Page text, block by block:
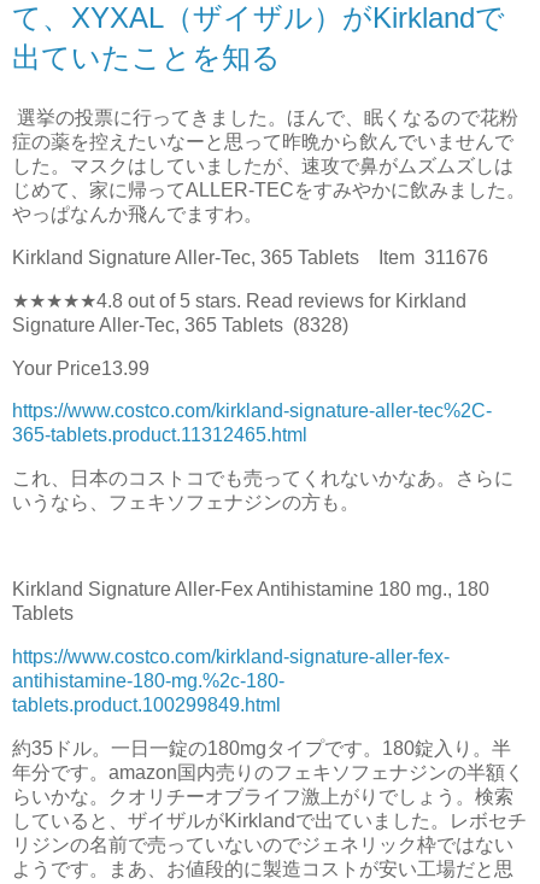
て、XYXAL（ザイザル）がKirklandで
出ていたことを知る
選挙の投票に行ってきました。ほんで、眠くなるので花粉
症の薬を控えたいなーと思って昨晩から飲んでいませんで
した。マスクはしていましたが、速攻で鼻がムズムズしは
じめて、家に帰ってALLER-TECをすみやかに飲みました。
やっぱなんか飛んでますわ。
Kirkland Signature Aller-Tec, 365 Tablets Item 311676
★★★★★4.8 out of 5 stars. Read reviews for Kirkland
Signature Aller-Tec, 365 Tablets (8328)
Your Price13.99
https://www.costco.com/kirkland-signature-aller-tec%2C-
365-tablets.product.11312465.html
これ、日本のコストコでも売ってくれないかなあ。さらに
いうなら、フェキソフェナジンの方も。
Kirkland Signature Aller-Fex Antihistamine 180 mg., 180
Tablets
https://www.costco.com/kirkland-signature-aller-fex-
antihistamine-180-mg.%2c-180-
tablets.product.100299849.html
約35ドル。一日一錠の180mgタイプです。180錠入り。半
年分です。amazon国内売りのフェキソフェナジンの半額く
らいかな。クオリチーオブライフ激上がりでしょう。検索
していると、ザイザルがKirklandで出ていました。レボセチ
リジンの名前で売っていないのでジェネリック枠ではない
ようです。まあ、お値段的に製造コストが安い工場だと思